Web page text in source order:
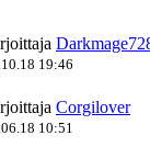
19:46
Corgilover
10:51